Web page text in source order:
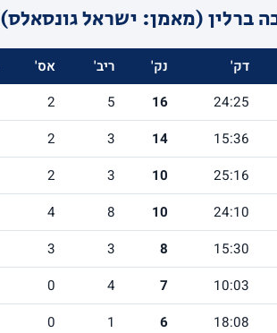
ברלין (מאמן: ישראל גונסאלס)
דק' נק' ריב' אס'
24:25
16
5
2
15:36
14
3
2
25:16
10
3
2
24:10
10
8
4
15:30
8
3
3
10:03
7
4
0
18:08
6
1
0